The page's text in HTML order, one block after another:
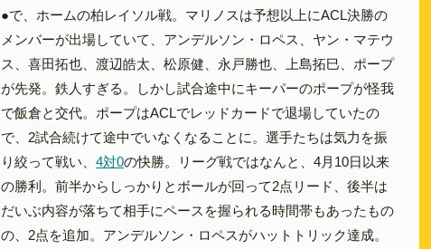
●で、ホームの柏レイソル戦。マリノスは予想以上にACL決勝の
メンバーが出場していて、アンデルソン・ロペス、ヤン・マテウ
ス、喜田拓也、渡辺皓太、松原健、永戸勝也、上島拓巳、ポープ
が先発。鉄人すぎる。しかし試合途中にキーパーのポープが怪我
で飯倉と交代。ポープはACLでレッドカードで退場していたの
で、2試合続けて途中でいなくなることに。選手たちは気力を振
り絞って戦い、 4対0の快勝。リーグ戦ではなんと、4月10日以来
の勝利。前半からしっかりとボールが回って2点リード、後半は
だいぶ内容が落ちて相手にペースを握られる時間帯もあったもの
の、2点を追加。アンデルソン・ロペスがハットトリック達成。